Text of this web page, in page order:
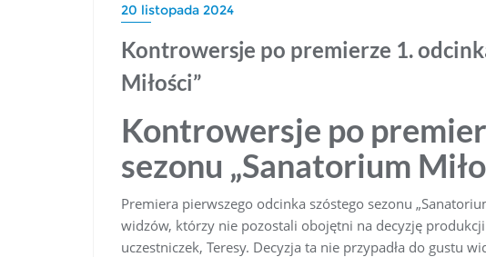
20 listopada 2024
Kontrowersje po premierze 1.
Miłości”
Kontrowersje po
sezonu „Sanatorium
Premiera pierwszego odcinka szóstego sezonu
widzów, którzy nie pozostali obojętni na decyzję
uczestniczek, Teresy. Decyzja ta nie przypadła do gustu